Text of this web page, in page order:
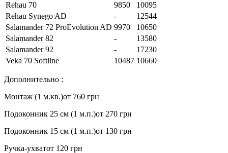
Rehau 70
9850
10095
Rehau Synego AD
-
12544
Salamander 72 ProEvolution AD 9970
10650
Salamander 82
-
13580
Salamander 92
-
17230
Veka 70 Softline
10487 10660
Дополнительно :
Монтаж (1 м.кв.)от 760 грн
Подоконник 25 см (1 м.п.)от 270 грн
Подоконник 15 см (1 м.п.)от 130 грн
Ручка-ухватот 120 грн